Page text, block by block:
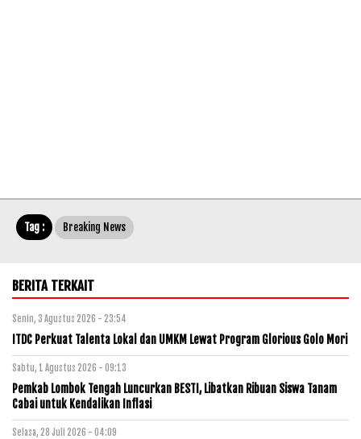
Tag : Breaking News
BERITA TERKAIT
Senin, 3 Agustus 2026 - 23:54
ITDC Perkuat Talenta Lokal dan UMKM Lewat Program Glorious Golo Mori
Sabtu, 1 Agustus 2026 - 09:13
Pemkab Lombok Tengah Luncurkan BESTI, Libatkan Ribuan Siswa Tanam
Cabai untuk Kendalikan Inflasi
Selasa, 28 Juli 2026 - 04:09